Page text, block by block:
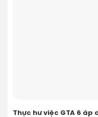
Thực hư việc GTA 6